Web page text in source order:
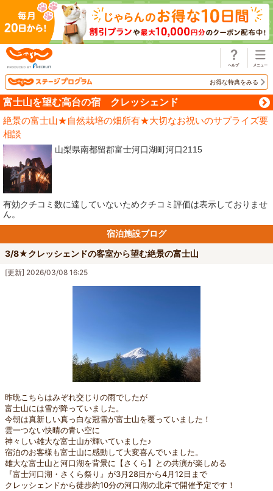
お得な特典をみる
富士山を望む高台の宿 クレッシェンド
絶景の富士山★自然栽培の畑所有★大切なお祝いのサプライズ要
相談
山梨県南都留郡富士河口湖町河口2115
有効クチコミ数に達していないためクチコミ評価は表示しておりませ
ん。
宿泊施設ブログ
3/8★クレッシェンドの客室から望む絶景の富士山
[更新] 2026/03/08 16:25
昨晩こちらはみぞれ交じりの雨でしたが
富士山には雪が降っていました。
今朝は真新しい真っ白な冠雪が富士山を覆っていました！
雲一つない快晴の青い空に
神々しい雄大な富士山が輝いていました♪
宿泊のお客様も富士山に感動して大変喜んでいました。
雄大な富士山と河口湖を背景に【さくら】との共演が楽しめる
『富士河口湖・さくら祭り』が3月28日から4月12日まで
クレッシェンドから徒歩約10分の河口湖の北岸で開催予定です！